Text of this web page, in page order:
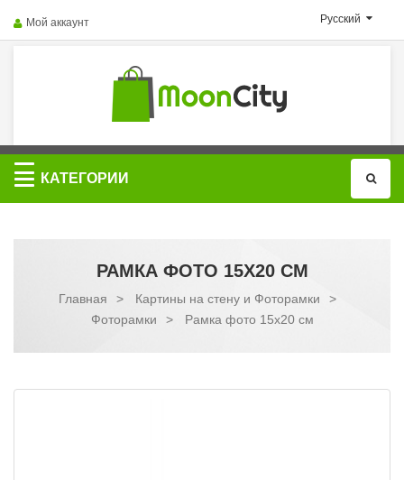
Русский
Мой аккаунт
Категории
КАТЕГОРИИ
РАМКА ФОТО 15X20 СМ
Главная > Картины на стену и Фоторамки
>
Фоторамки
> Рамка фото 15x20 см